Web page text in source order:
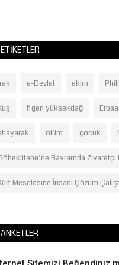
ETIKETLER
e-Devlet ekim
figen yüksekdağ
ölüm çocuk
Bayramda Ziyaretçi
Meselesine İnsani Çözüm
ANKETLER